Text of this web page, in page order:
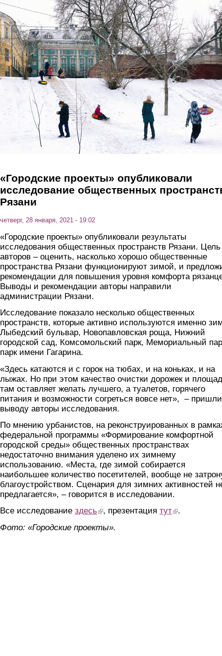
Перейти к основному содержанию
«Городские проекты» опубликовали
исследование общественных
Рязани
четверг, 28 января, 2021 - 19:02
«Городские проекты» опубликовали результаты
исследования общественных пространств Рязани. Цель
авторов – оценить, насколько хорошо общественные
пространства Рязани функционируют зимой, и
рекомендации для повышения уровня комфорта
Выводы и рекомендации авторы направили
администрации Рязани.
Исследование показало несколько общественных
пространств, которые активно используются именно
Лыбедский бульвар, Новопавловская роща, Нижний
городской сад, Комсомольский парк, Мемориальный
парк имени Гагарина.
«Здесь катаются и с горок на тюбах, и на коньках, и на
лыжах. Но при этом качество очистки дорожек и
там оставляет желать лучшего, а туалетов, горячего
питания и возможности согреться вовсе нет», –
выводу авторы исследования.
По мнению урбанистов, на реконструированных в
федеральной программы «Формирование комфортной
городской среды» общественных пространствах
недостаточно внимания уделено их зимнему
использованию. «Места, где зимой собирается
наибольшее количество посетителей, вообще не
благоустройством. Сценария для зимних активностей
предлагается», – говорится в исследовании.
Все исследование здесь (link is external)
, презентация тут(link is external)
.
Фото: «Городские проекты».